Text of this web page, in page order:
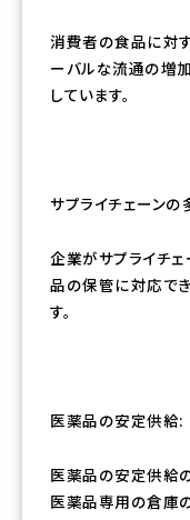
消費者の食品に対
ーバルな流通の増
しています。
サプライチェーンの
企業がサプライチ
品の保管に対応で
す。
医薬品の安定供給:
医薬品の安定供給
医薬品専用の倉庫